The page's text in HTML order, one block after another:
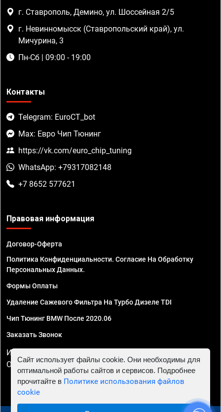
г. Ставрополь, Демино, ул. Шоссейная 2/5
г. Невинномысск (Ставропольский край), ул.
Мичурина, 3
Пн-Сб | 09:00 - 19:00
Контакты
Telegram: EuroCT_bot
Max: Евро Чип Тюнинг
https://vk.com/euro_chip_tuning
WhatsApp: +79317082148
+7 8652 577621
Правовая информация
Договор-Оферта
Политика Конфиденциальности. Согласие На Обработку
Персональных Данных.
Формы Оплаты
Удаление Сажевого Фильтра На Турбо Дизеле TDI
Чип Тюнинг BMW После 2020.06
Заказать Звонок
ИП Смирнов Георгий Павлович. ИНН 781302555843,
ОГРНИП 324470400032610
Сайт использует файлы cookie. Они необходимы для
оптимальной работы сайтов и сервисов. Подробнее
прочитайте в Политике использования файлов
cookie